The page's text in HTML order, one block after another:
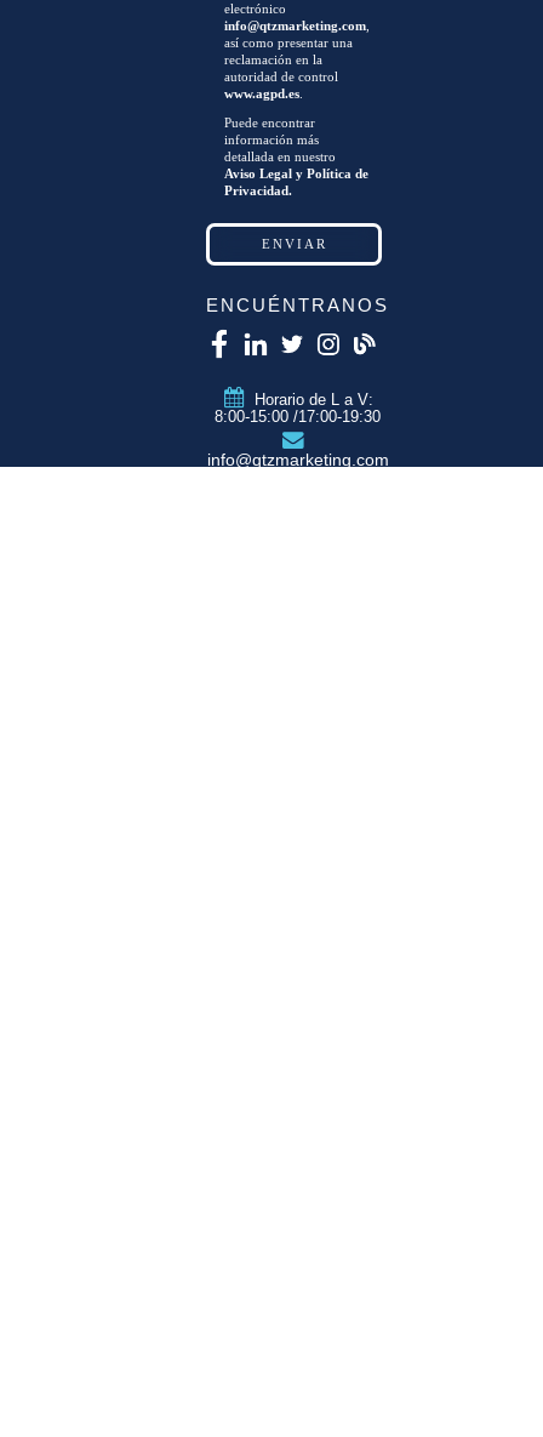
electrónico
info@qtzmarketing.com
así como presentar una
reclamación en la
autoridad de control
www.agpd.es
Puede encontrar
información más
detallada en nuestro
Aviso Legal y Política de
Privacidad.
ENCUÉNTRANOS
Horario de L a V:
8:00-15:00 /17:00-19:30
info@qtzmarketing.com